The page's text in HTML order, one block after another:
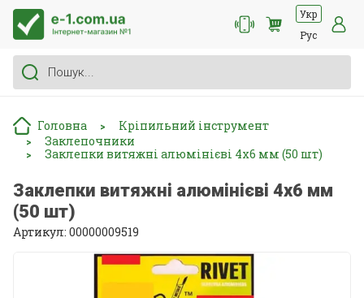
Укр
Рус
Головна > Кріпильний інструмент
> Заклепочники
> Заклепки витяжні алюмінієві 4x6 мм (50 шт)
Заклепки витяжні алюмінієві 4x6 мм
(50 шт)
Артикул: 00000009519